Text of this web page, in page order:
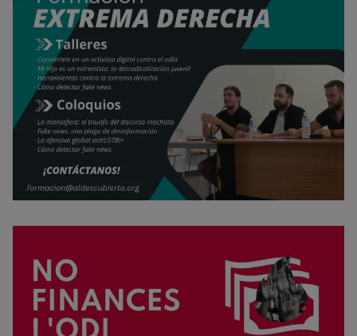
Opciones de cookies Aceptar cookies
Rechazar cookies Política de cookies